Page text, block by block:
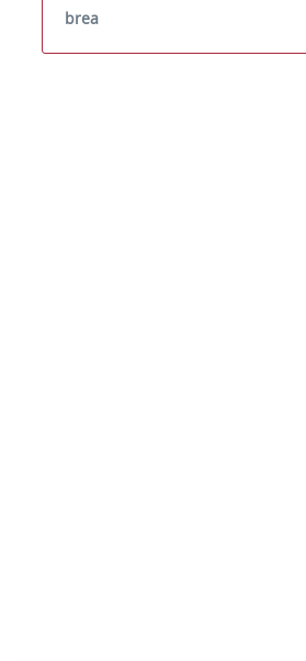
brea